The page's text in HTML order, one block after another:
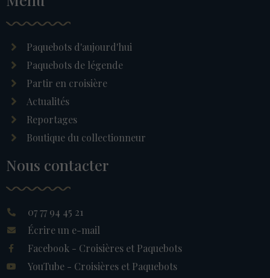
Paquebots d'aujourd'hui
Paquebots de légende
Partir en croisière
Actualités
Reportages
Boutique du collectionneur
Nous contacter
07 77 94 45 21
Écrire un e-mail
Facebook - Croisières et Paquebots
YouTube - Croisières et Paquebots